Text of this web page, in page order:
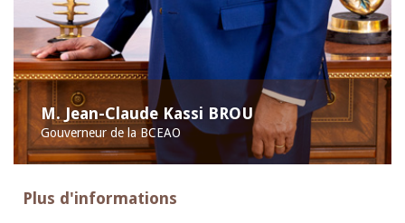
M. Jean-Claude Kassi BROU
Gouverneur de la BCEAO
Plus d'informations